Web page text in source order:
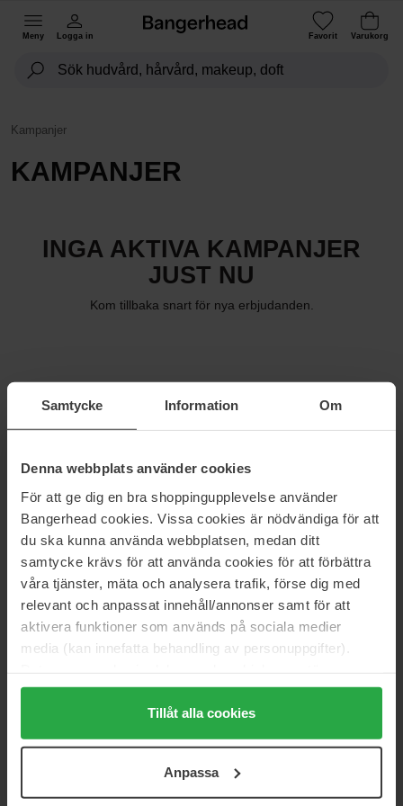
Samtycke Information Om
Denna webbplats använder cookies
För att ge dig en bra shoppingupplevelse använder
Bangerhead cookies. Vissa cookies är nödvändiga för att
du ska kunna använda webbplatsen, medan ditt
samtycke krävs för att använda cookies för att förbättra
våra tjänster, mäta och analysera trafik, förse dig med
relevant och anpassat innehåll/annonser samt för att
aktivera funktioner som används på sociala medier
media (kan innefatta behandling av personuppgifter).
Genom att trycka på "Tillåt alla cookies" accepterar du
alla cookies, medan du under "Detaljer" kan anpassa
användningen av cookies. Du kan när som helst återkalla
samt vår Integritetspolicy.
Tillåt alla cookies
Anpassa
Meny Logga in Favorit Varukorg
Kampanjer
KAMPANJER
INGA AKTIVA KAMPANJER
JUST NU
Kom tillbaka snart för nya erbjudanden.
NEWSLETTER BE THE FIRST TO KNOW
Vill du få de bästa beauty-nyheterna direkt till din inbox? Vi ger
dig de senaste trenderna, tips och exklusiva erbjudanden!
SÄKER BETALNING